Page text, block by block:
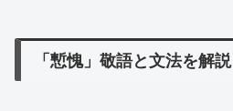
「慙愧」敬語と文法を解説